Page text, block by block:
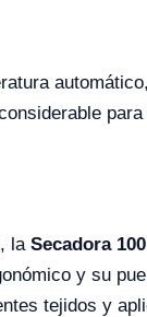
la Secadora
y su
tejidos y